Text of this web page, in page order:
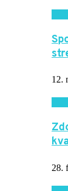
12.
28.